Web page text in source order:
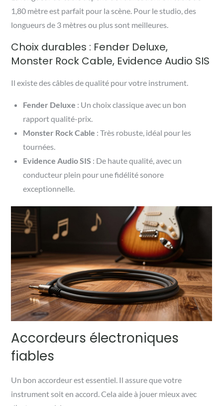
1,80 mètre est parfait pour la scène. Pour le studio, des
longueurs de 3 mètres ou plus sont meilleures.
Choix durables : Fender Deluxe,
Monster Rock Cable, Evidence Audio SIS
Il existe des câbles de qualité pour votre instrument.
Fender Deluxe : Un choix classique avec un bon
rapport qualité-prix.
Monster Rock Cable : Très robuste, idéal pour les
tournées.
Evidence Audio SIS : De haute qualité, avec un
conducteur plein pour une fidélité sonore
exceptionnelle.
Accordeurs électroniques
fiables
Un bon accordeur est essentiel. Il assure que votre
instrument soit en accord. Cela aide à jouer mieux avec